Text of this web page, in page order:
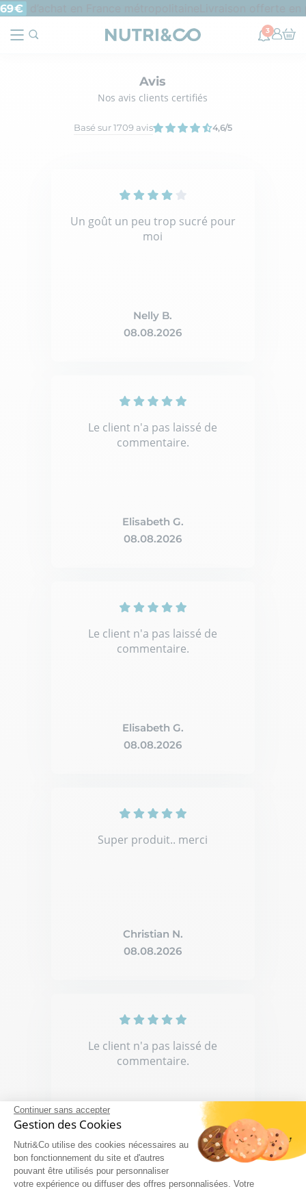
Continuer sans accepter
Gestion des Cookies
Nutri&Co utilise des cookies nécessaires au
bon fonctionnement du site et d'autres
pouvant être utilisés pour personnaliser
votre expérience ou diffuser des offres personnalisées. Votre
d’achat en France métropolitaine
3
Avis
Nos avis clients certifiés
4,6/5
Basé sur 1709 avis
Un goût un peu trop sucré pour
moi
Nelly B.
08.08.2026
Le client n'a pas laissé de
commentaire.
Elisabeth G.
08.08.2026
Le client n'a pas laissé de
commentaire.
Elisabeth G.
08.08.2026
Super produit.. merci
Christian N.
08.08.2026
Le client n'a pas laissé de
commentaire.
Éric V.
07.08.2026